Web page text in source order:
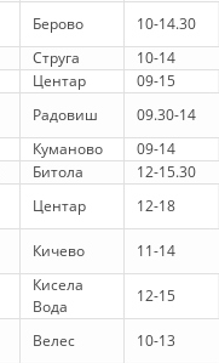
Берово
10-14.30
Струга
10-14
Центар
09-15
Радовиш
09.30-14
Куманово
09-14
Битола
12-15.30
Центар 12-18
Кичево 11-14
Кисела
Вода
12-15
Велес 10-13